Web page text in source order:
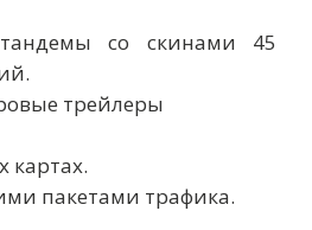
со скинами 45
трейлеры
картах.
пакетами трафика.